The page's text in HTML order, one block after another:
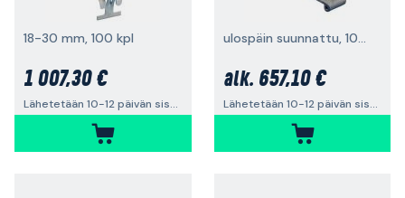
18-30 mm, 100 kpl
1 007,30 €
Lähetetään 10-12 päivän sisällä
ulospäin suunnattu, 100 kpl
alk. 657,10 €
Lähetetään 10-12 päivän sisällä